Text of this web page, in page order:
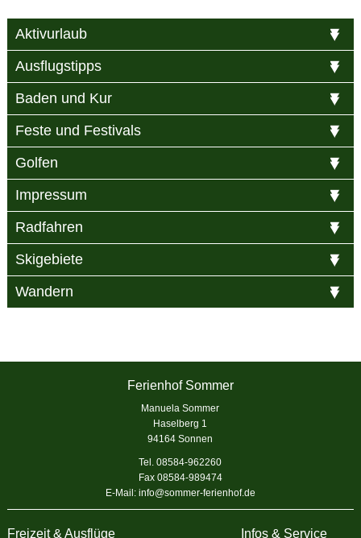
Aktivurlaub
Ausflugstipps
Baden und Kur
Feste und Festivals
Golfen
Impressum
Radfahren
Skigebiete
Wandern
Ferienhof Sommer
Manuela Sommer
Haselberg 1
94164 Sonnen
Tel. 08584-962260
Fax 08584-989474
E-Mail: info@sommer-ferienhof.de
Freizeit & Ausflüge Infos & Service